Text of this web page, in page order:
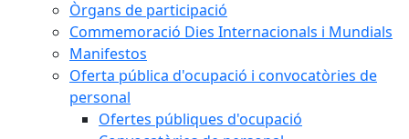
Òrgans de participació
Commemoració Dies Internacionals i Mundials
Manifestos
Oferta pública d'ocupació i convocatòries de
personal
Ofertes públiques d'ocupació